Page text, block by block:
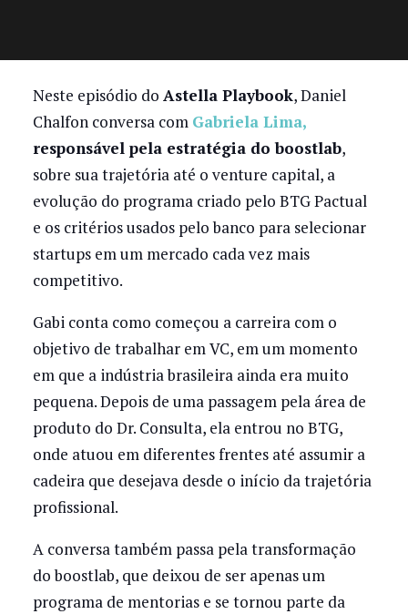
Neste episódio do Astella Playbook, Daniel
Chalfon conversa com Gabriela Lima,
responsável pela estratégia do boostlab,
sobre sua trajetória até o venture capital, a
evolução do programa criado pelo BTG Pactual
e os critérios usados pelo banco para selecionar
startups em um mercado cada vez mais
competitivo.
Gabi conta como começou a carreira com o
objetivo de trabalhar em VC, em um momento
em que a indústria brasileira ainda era muito
pequena. Depois de uma passagem pela área de
produto do Dr. Consulta, ela entrou no BTG,
onde atuou em diferentes frentes até assumir a
cadeira que desejava desde o início da trajetória
profissional.
A conversa também passa pela transformação
do boostlab, que deixou de ser apenas um
programa de mentorias e se tornou parte da